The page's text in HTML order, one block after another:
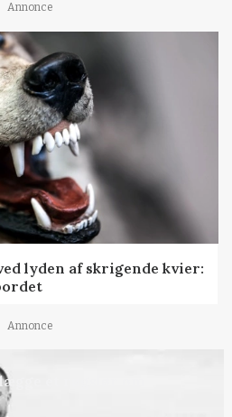
Annonce
lyden af skrigende kvier:
Annonce
et røgslør om